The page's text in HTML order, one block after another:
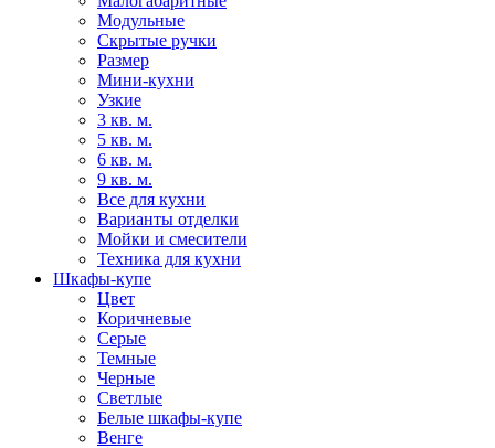
Модульные
Скрытые ручки
Размер
Мини-кухни
Узкие
3 кв. м.
5 кв. м.
6 кв. м.
9 кв. м.
Все для кухни
Варианты отделки
Мойки и смесители
Техника для кухни
Шкафы-купе
Цвет
Коричневые
Серые
Темные
Черные
Светлые
Белые шкафы-купе
Венге